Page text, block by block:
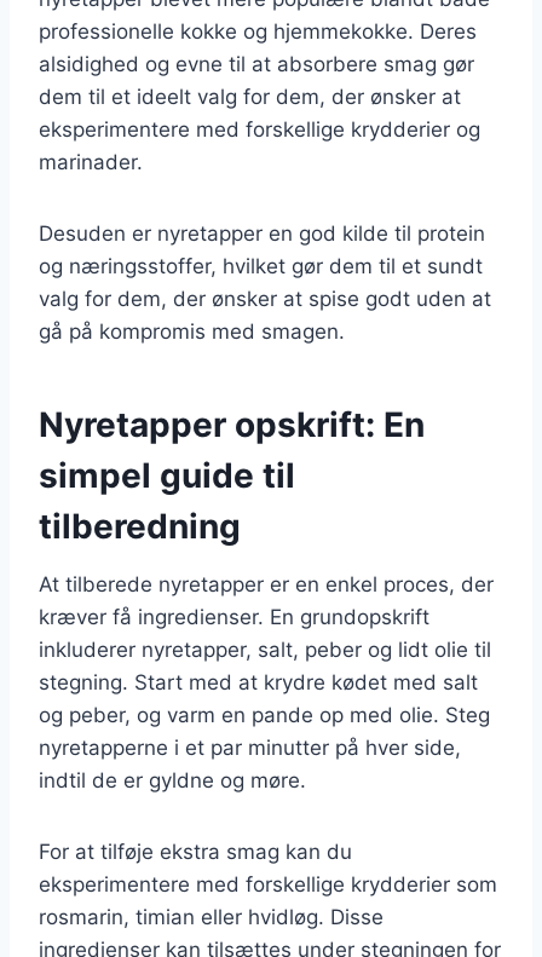
professionelle kokke og hjemmekokke. Deres
alsidighed og evne til at absorbere smag gør
dem til et ideelt valg for dem, der ønsker at
eksperimentere med forskellige krydderier og
marinader.
Desuden er nyretapper en god kilde til protein
og næringsstoffer, hvilket gør dem til et sundt
valg for dem, der ønsker at spise godt uden at
gå på kompromis med smagen.
Nyretapper opskrift: En
simpel guide til
tilberedning
At tilberede nyretapper er en enkel proces, der
kræver få ingredienser. En grundopskrift
inkluderer nyretapper, salt, peber og lidt olie til
stegning. Start med at krydre kødet med salt
og peber, og varm en pande op med olie. Steg
nyretapperne i et par minutter på hver side,
indtil de er gyldne og møre.
For at tilføje ekstra smag kan du
eksperimentere med forskellige krydderier som
rosmarin, timian eller hvidløg. Disse
ingredienser kan tilsættes under stegningen for